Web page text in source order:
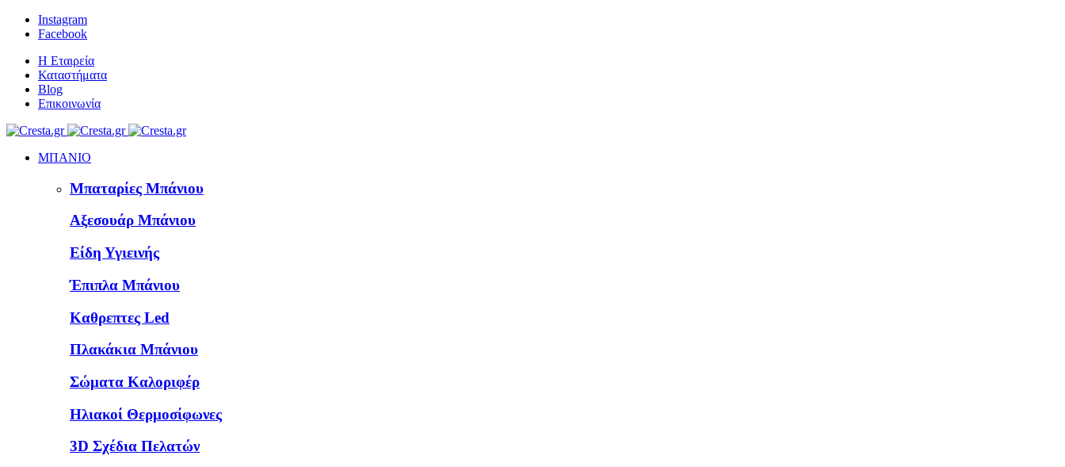
Instagram
Facebook
Η Εταιρεία
Καταστήματα
Blog
Επικοινωνία
ΜΠΑΝΙΟ
Μπαταρίες Μπάνιου
Αξεσουάρ Μπάνιου
Είδη Υγιεινής
Έπιπλα Μπάνιου
Καθρεπτες Led
Πλακάκια Μπάνιου
Σώματα Καλοριφέρ
Ηλιακοί Θερμοσίφωνες
3D Σχέδια Πελατών